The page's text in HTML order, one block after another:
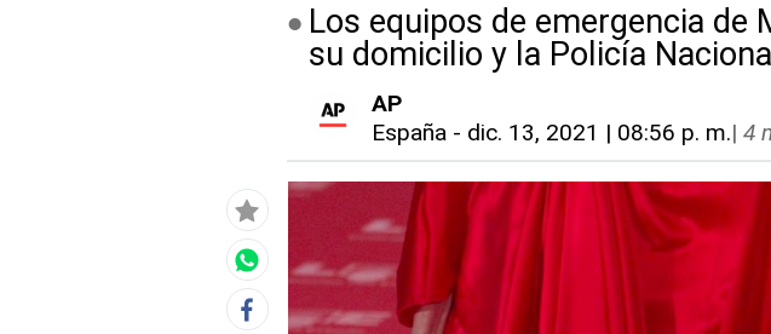
Los equipos de emergencia de
su domicilio y la Policía
AP
España - dic. 13, 2021 | 08:56 p. m.| 4